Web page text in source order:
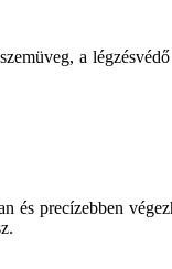
a
és precízebben